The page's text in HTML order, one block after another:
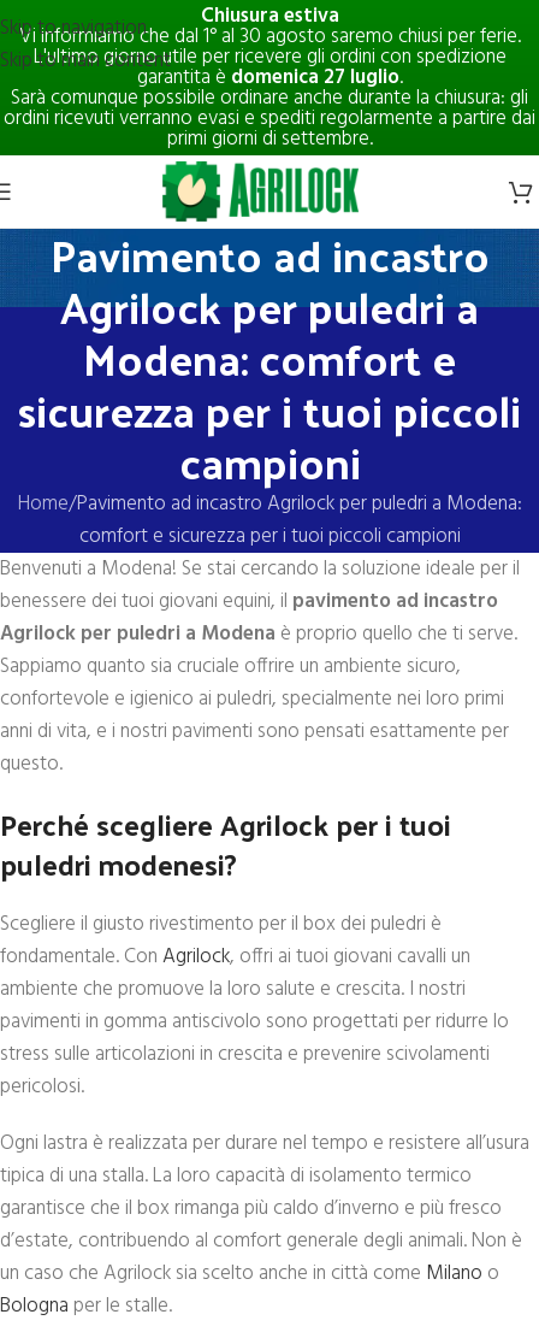
Chiusura estiva
Vi informiamo che dal 1° al 30 agosto saremo chiusi per ferie.
L'ultimo giorno utile per ricevere gli ordini con spedizione
garantita è domenica 27 luglio.
Sarà comunque possibile ordinare anche durante la chiusura: gli
ordini ricevuti verranno evasi e spediti regolarmente a partire dai
primi giorni di settembre.
Skip to navigation
Skip to main content
Pavimento ad incastro
Agrilock per puledri a
Modena: comfort e
sicurezza per i tuoi piccoli
campioni
Home Pavimento ad incastro Agrilock per puledri a Modena:
comfort e sicurezza per i tuoi piccoli campioni
Benvenuti a Modena! Se stai cercando la soluzione ideale per il
benessere dei tuoi giovani equini, il pavimento ad incastro
Agrilock per puledri a Modena è proprio quello che ti serve.
Sappiamo quanto sia cruciale offrire un ambiente sicuro,
confortevole e igienico ai puledri, specialmente nei loro primi
anni di vita, e i nostri pavimenti sono pensati esattamente per
questo.
Perché scegliere Agrilock per i tuoi
puledri modenesi?
Scegliere il giusto rivestimento per il box dei puledri è
fondamentale. ConAgrilock, offri ai tuoi giovani cavalli un
ambiente che promuove la loro salute e crescita. I nostri
pavimenti in gomma antiscivolo sono progettati per ridurre lo
stress sulle articolazioni in crescita e prevenire scivolamenti
pericolosi.
Ogni lastra è realizzata per durare nel tempo e resistere all’usura
tipica di una stalla. La loro capacità di isolamento termico
garantisce che il box rimanga più caldo d’inverno e più fresco
d’estate, contribuendo al comfort generale degli animali. Non è
un caso che Agrilock sia scelto anche in città come Milano o
Bologna per le stalle.